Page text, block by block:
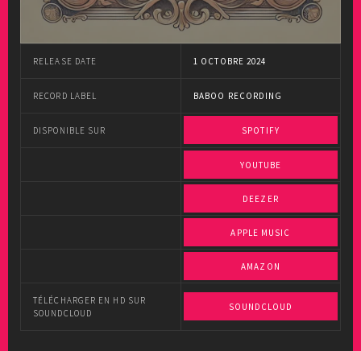
RELEASE DATE 1 OCTOBRE 2024
RECORD LABEL BABOO RECORDING
DISPONIBLE SUR SPOTIFY
YOUTUBE
DEEZER
APPLE MUSIC
AMAZON
TÉLÉCHARGER EN HD SUR
SOUNDCLOUD
SOUNDCLOUD